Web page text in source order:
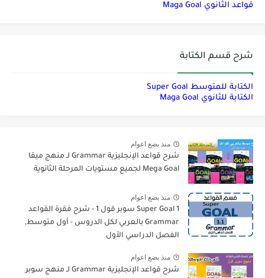
قواعد الثانوي Maga Goal
شرح قسم الكتابة
الكتابة للمتوسط Super Goal
الكتابة للثانوي Maga Goal
منذ بضع اعوام
شرح قواعد الإنجليزية Grammar لـ منهج ميقا
Mega Goal لجميع مستويات المرحلة الثانوية
منذ بضع اعوام
Super Goal 1 سوبر قول 1 - شرح فقرة القواعد
Grammar بالعربي لكل الدروس - أول متوسط,
الفصل الدراسي الأول
منذ بضع اعوام
شرح قواعد الإنجليزية Grammar لـ منهج سوبر